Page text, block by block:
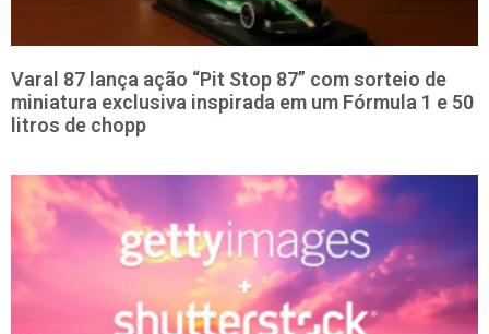
Varal 87 lança ação “Pit Stop 87” com sorteio de
miniatura exclusiva inspirada em um Fórmula 1 e 50
litros de chopp